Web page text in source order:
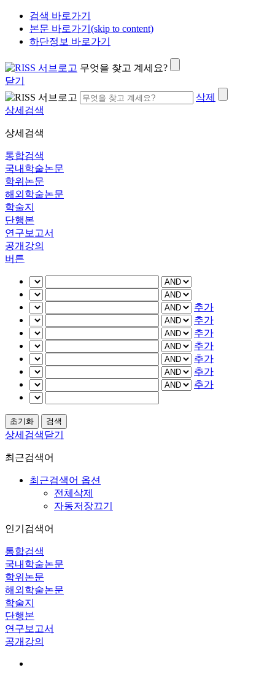
검색 바로가기
본문 바로가기(skip to content)
하단정보 바로가기
무엇을 찾고 계세요?
닫기
삭제
상세검색
상세검색
통합검색
국내학술논문
학위논문
해외학술논문
학술지
단행본
연구보고서
공개강의
버튼
추가
추가
추가
추가
추가
추가
추가
상세검색닫기
최근검색어
최근검색어 옵션
전체삭제
자동저장끄기
인기검색어
통합검색
국내학술논문
학위논문
해외학술논문
학술지
단행본
연구보고서
공개강의